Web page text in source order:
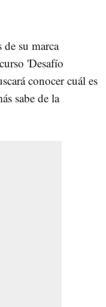
su marca
'Desafío
conocer cuál es
sabe de la